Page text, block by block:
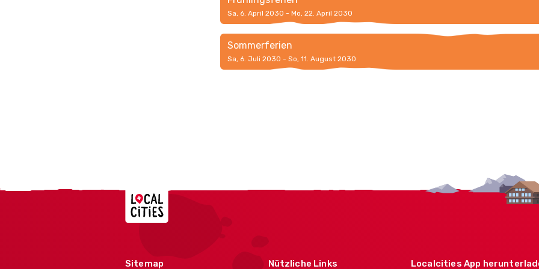
Sa, 6. April 2030 - Mo, 22. April 2030
Sommerferien
Sa, 6. Juli 2030 - So, 11. August 2030
Localcities
Sitemap Nützliche Links Localcities App